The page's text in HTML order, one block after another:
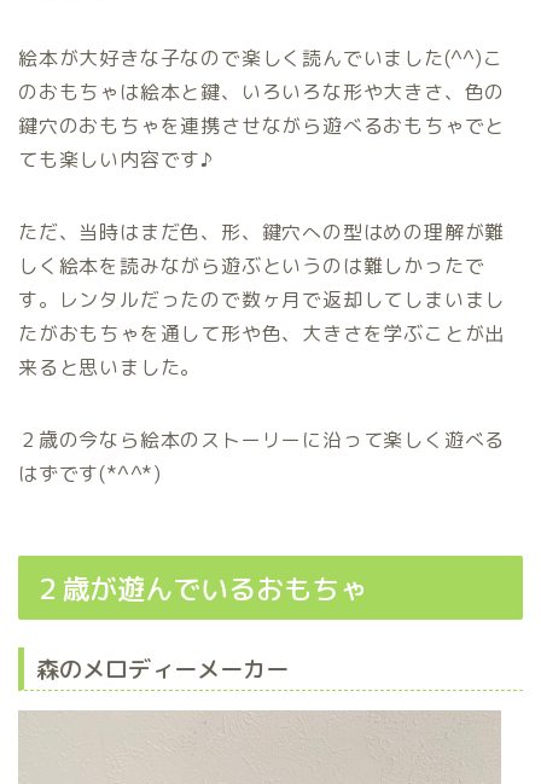
絵本が大好きな子なので楽しく読んでいました(^^)こ
のおもちゃは絵本と鍵、いろいろな形や大きさ、色の
鍵穴のおもちゃを連携させながら遊べるおもちゃでと
ても楽しい内容です♪
ただ、当時はまだ色、形、鍵穴への型はめの理解が難
しく絵本を読みながら遊ぶというのは難しかったで
す。レンタルだったので数ヶ月で返却してしまいまし
たがおもちゃを通して形や色、大きさを学ぶことが出
来ると思いました。
２歳の今なら絵本のストーリーに沿って楽しく遊べる
はずです(*^^*)
２歳が遊んでいるおもちゃ
森のメロディーメーカー